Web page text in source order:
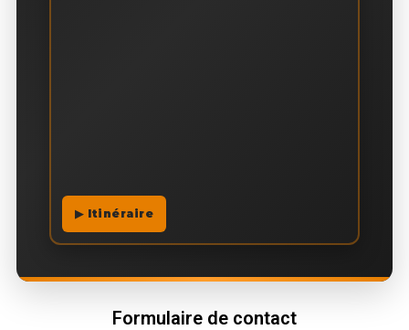
▶ Itinéraire
Formulaire de contact